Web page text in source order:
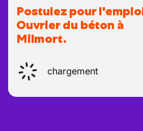
Postulez pour
Ouvrier du béton à
Milmort.
chargement